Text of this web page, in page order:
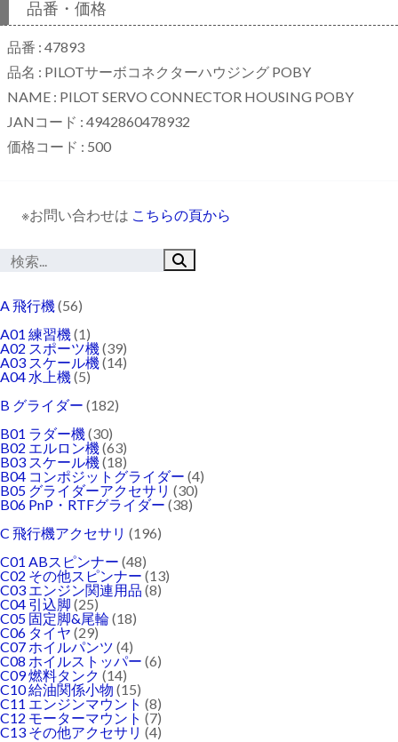
品番・価格
品番 : 47893
品名 : PILOTサーボコネクターハウジング POBY
NAME : PILOT SERVO CONNECTOR HOUSING POBY
JANコード : 4942860478932
価格コード : 500
※お問い合わせは こちらの頁から
A 飛行機(56)
A01 練習機(1)
A02 スポーツ機(39)
A03 スケール機(14)
A04 水上機(5)
B グライダー (182)
B01 ラダー機(30)
B02 エルロン機(63)
B03 スケール機(18)
B04 コンポジットグライダー (4)
B05 グライダーアクセサリ (30)
B06 PnP・RTFグライダー (38)
C 飛行機アクセサリ (196)
C01 ABスピンナー (48)
C02 その他スピンナー (13)
C03 エンジン関連用品 (8)
C04 引込脚 (25)
C05 固定脚&尾輪(18)
C06 タイヤ (29)
C07 ホイルパンツ (4)
C08 ホイルストッパー (6)
C09 燃料タンク (14)
C10 給油関係小物 (15)
C11 エンジンマウント (8)
C12 モーターマウント (7)
C13 その他アクセサリ (4)